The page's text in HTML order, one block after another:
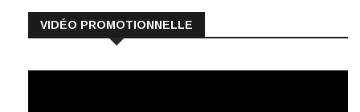
VIDÉO PROMOTIONNELLE